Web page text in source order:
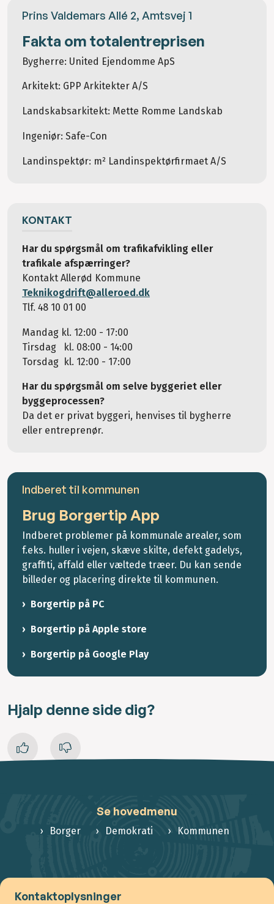
Prins Valdemars Allé 2, Amtsvej 1
Fakta om totalentreprisen
Bygherre: United Ejendomme ApS
Arkitekt: GPP Arkitekter A/S
Landskabsarkitekt: Mette Romme Landskab
Ingeniør: Safe-Con
Landinspektør: m² Landinspektørfirmaet A/S
KONTAKT
Har du spørgsmål om trafikafvikling eller
trafikale afspærringer?
Kontakt Allerød Kommune
Teknikogdrift@alleroed.dk
Tlf. 48 10 01 00
Mandag kl. 12:00 - 17:00
Tirsdag kl. 08:00 - 14:00
Torsdag kl. 12:00 - 17:00
Har du spørgsmål om selve byggeriet eller
byggeprocessen?
Da det er privat byggeri, henvises til bygherre
eller entreprenør.
Indberet til kommunen
Brug Borgertip App
Indberet problemer på kommunale arealer, som
f.eks. huller i vejen, skæve skilte, defekt gadelys,
graffiti, affald eller væltede træer. Du kan sende
billeder og placering direkte til kommunen.
Borgertip på PC
Borgertip på Apple store
Borgertip på Google Play
Hjalp denne side dig?
Se hovedmenu
Borger Demokrati Kommunen
Kontaktoplysninger